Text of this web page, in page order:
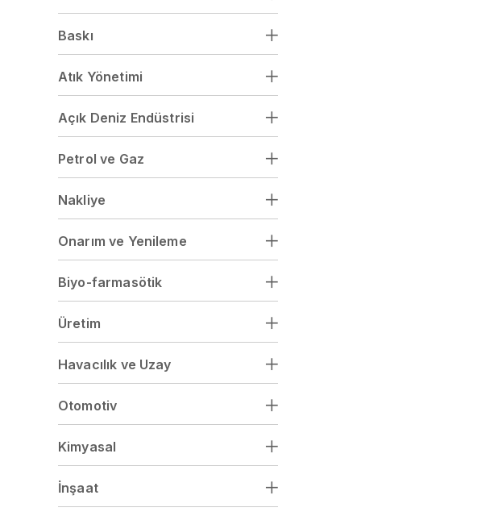
Baskı
Atık Yönetimi
Açık Deniz Endüstrisi
Petrol ve Gaz
Nakliye
Onarım ve Yenileme
Biyo-farmasötik
Üretim
Havacılık ve Uzay
Otomotiv
Kimyasal
İnşaat